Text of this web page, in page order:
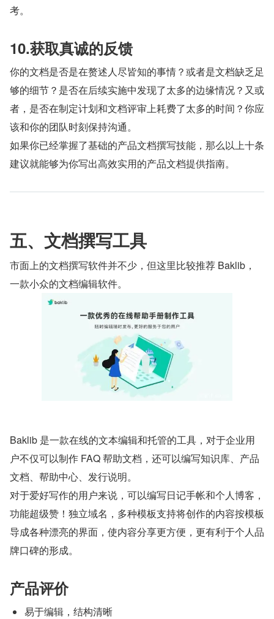
考。
10.获取真诚的反馈
你的文档是否是在赘述人尽皆知的事情？或者是文档缺乏足
够的细节？是否在后续实施中发现了太多的边缘情况？又或
者，是否在制定计划和文档评审上耗费了太多的时间？你应
该和你的团队时刻保持沟通。
如果你已经掌握了基础的产品文档撰写技能，那么以上十条
建议就能够为你写出高效实用的产品文档提供指南。
五、文档撰写工具
市面上的文档撰写软件并不少，但这里比较推荐 Baklib，
一款小众的文档编辑软件。
Baklib 是一款在线的文本编辑和托管的工具，对于企业用
户不仅可以制作 FAQ 帮助文档，还可以编写知识库、产品
文档、帮助中心、发行说明。
对于爱好写作的用户来说，可以编写日记手帐和个人博客，
功能超级赞！独立域名，多种模板支持将创作的内容按模板
导成各种漂亮的界面，使内容分享更方便，更有利于个人品
牌口碑的形成。
产品评价
易于编辑，结构清晰